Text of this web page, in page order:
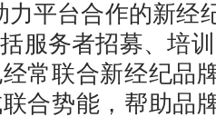
平台合作的新经
服务者招募、培
常联合新经纪品
合势能，帮助品